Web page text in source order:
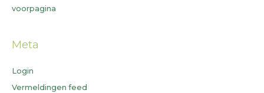
voorpagina
Meta
Login
Vermeldingen feed